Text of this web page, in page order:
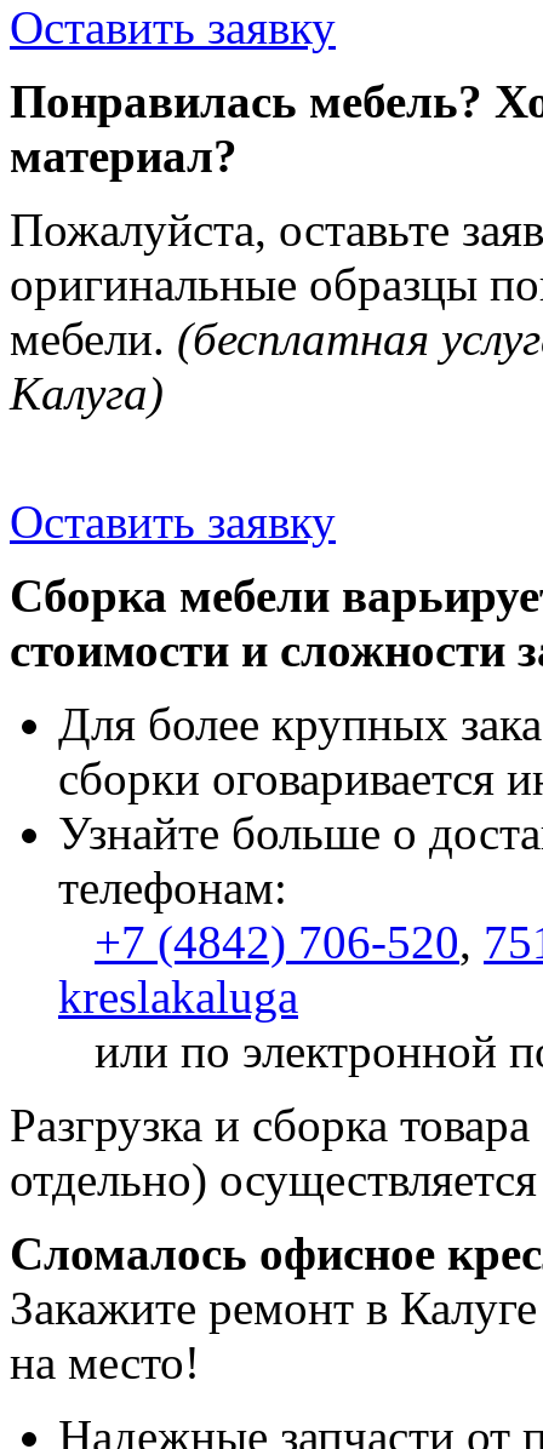
Оставить заявку
Понравилась мебель?
материал?
Пожалуйста, оставьте
оригинальные образцы
мебели. (бесплатная
Калуга)
Оставить заявку
Сборка мебели
стоимости и сложности
Для более крупных
сборки оговаривается
Узнайте больше о
телефонам:
+7 (4842) 706-520,
kreslakaluga
или по электронной
Разгрузка и сборка
отдельно)
Сломалось офисное
Закажите ремонт в
на место!
Надежные запчасти от